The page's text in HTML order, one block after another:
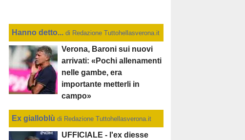
Hanno detto... di Redazione Tuttohellasverona.it
Verona, Baroni sui nuovi
arrivati: «Pochi allenamenti
nelle gambe, era
importante metterli in
campo»
Ex gialloblùdi Redazione Tuttohellasverona.it
UFFICIALE - l'ex diesse